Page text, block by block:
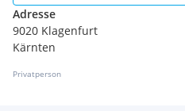
Adresse
9020 Klagenfurt
Kärnten
Privatperson